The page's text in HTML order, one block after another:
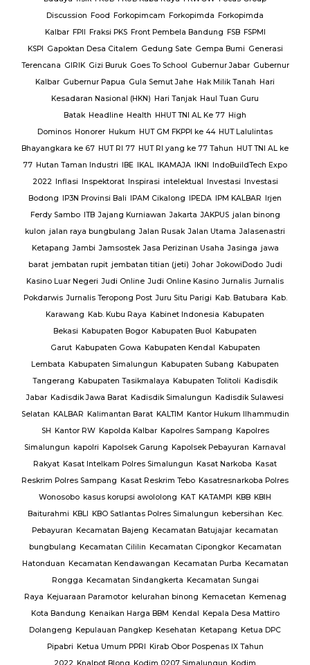
Discussion Food Forkopimcam Forkopimda Forkopimda
Kalbar FPII Fraksi PKS Front Pembela Bandung FSB FSPMI
KSPI Gapoktan Desa Citalem Gedung Sate Gempa Bumi Generasi
Terencana GIRIK Gizi Buruk Goes To School Gubernur Jabar Gubernur
Kalbar Gubernur Papua Gula Semut Jahe Hak Milik Tanah Hari
Kesadaran Nasional (HKN) Hari Tanjak Haul Tuan Guru
Batak Headline Health HHUT TNI AL Ke 77 High
Dominos Honorer Hukum HUT GM FKPPI ke 44 HUT Lalulintas
Bhayangkara ke 67 HUT RI 77 HUT RI yang ke 77 Tahun HUT TNI AL ke
77 Hutan Taman Industri IBE IKAL IKAMAJA IKNI IndoBuildTech Expo
2022 Inflasi Inspektorat Inspirasi intelektual Investasi Investasi
Bodong IP3N Provinsi Bali IPAM Cikalong IPEDA IPM KALBAR Irjen
Ferdy Sambo ITB Jajang Kurniawan Jakarta JAKPUS jalan binong
kulon jalan raya bungbulang Jalan Rusak Jalan Utama Jalasenastri
Ketapang Jambi Jamsostek Jasa Perizinan Usaha Jasinga jawa
barat jembatan rupit jembatan titian (jeti) Johar JokowiDodo Judi
Kasino Luar Negeri Judi Online Judi Online Kasino Jurnalis Jurnalis
Pokdarwis Jurnalis Teropong Post Juru Situ Parigi Kab. Batubara Kab.
Karawang Kab. Kubu Raya Kabinet Indonesia Kabupaten
Bekasi Kabupaten Bogor Kabupaten Buol Kabupaten
Garut Kabupaten Gowa Kabupaten Kendal Kabupaten
Lembata Kabupaten Simalungun Kabupaten Subang Kabupaten
Tangerang Kabupaten Tasikmalaya Kabupaten Tolitoli Kadisdik
Jabar Kadisdik Jawa Barat Kadisdik Simalungun Kadisdik Sulawesi
Selatan KALBAR Kalimantan Barat KALTIM Kantor Hukum Ilhammudin
SH Kantor RW Kapolda Kalbar Kapolres Sampang Kapolres
Simalungun kapolri Kapolsek Garung Kapolsek Pebayuran Karnaval
Rakyat Kasat Intelkam Polres Simalungun Kasat Narkoba Kasat
Reskrim Polres Sampang Kasat Reskrim Tebo Kasatresnarkoba Polres
Wonosobo kasus korupsi awololong KAT KATAMPI KBB KBIH
Baiturahmi KBLI KBO Satlantas Polres Simalungun kebersihan Kec.
Pebayuran Kecamatan Bajeng Kecamatan Batujajar kecamatan
bungbulang Kecamatan Cililin Kecamatan Cipongkor Kecamatan
Hatonduan Kecamatan Kendawangan Kecamatan Purba Kecamatan
Rongga Kecamatan Sindangkerta Kecamatan Sungai
Raya Kejuaraan Paramotor kelurahan binong Kemacetan Kemenag
Kota Bandung Kenaikan Harga BBM Kendal Kepala Desa Mattiro
Dolangeng Kepulauan Pangkep Kesehatan Ketapang Ketua DPC
Pipabri Ketua Umum PPRI Kirab Obor Pospenas IX Tahun
2022 Knalpot Blong Kodim 0207 Simalungun Kodim